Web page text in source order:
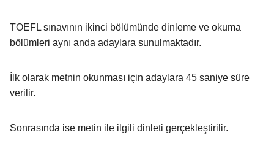
TOEFL sınavının ikinci bölümünde dinleme ve okuma
bölümleri aynı anda adaylara sunulmaktadır.
İlk olarak metnin okunması için adaylara 45 saniye süre
verilir.
Sonrasında ise metin ile ilgili dinleti gerçekleştirilir.